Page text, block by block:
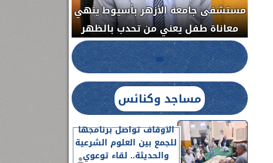
مستشفى جامعة الأزهر بأسيوط ينهي
معاناة طفل يعني من تحدب بالظهر
مساجد وكنائس
الأوقاف تواصل برنامجها
للجمع بين العلوم الشرعية
والحديثة.. لقاء توعوي